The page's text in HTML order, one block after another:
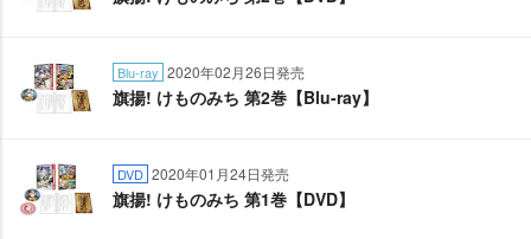
Blu-ray 2020年02月26日発売
旗揚! けものみち 第2巻【Blu-ray】
DVD 2020年01月24日発売
旗揚! けものみち 第1巻【DVD】